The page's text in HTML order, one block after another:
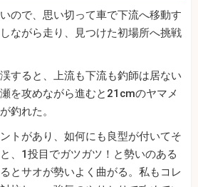
ので、思い切って車で下流へ移動す
ながら走り、見つけた初場所へ挑戦
すると、上流も下流も釣師は居ない
を攻めながら進むと21cmのヤマメ
釣れた。
トがあり、如何にも良型が付いてそ
、1投目でガツガツ！と勢いのある
とサオが勢いよく曲がる。私もコレ